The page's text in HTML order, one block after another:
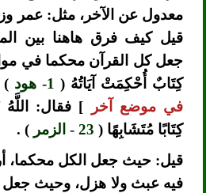
معدول عن الآخر، مثل: عمر
قيل كيف فرق هاهنا بين
جعل كل القرآن محكما في
كِتَابٌ أُحْكِمَتْ آيَاتُهُ (1- هود
)
في موضع آخر ] فقال:
كِتَابًا مُتَشَابِهًا (23 - الزمر
) .
قيل: حيث جعل الكل محكما،
فيه عبث ولا هزل، وحيث جعل